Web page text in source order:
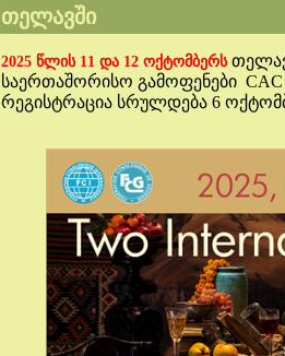
ᲗᲔᲚᲐᲕᲨᲘ
2025 წლის 11 და 12 ოქტომბერს
საერთაშორისო გამოფენები CAC
რეგისტრაცია სრულდება 6